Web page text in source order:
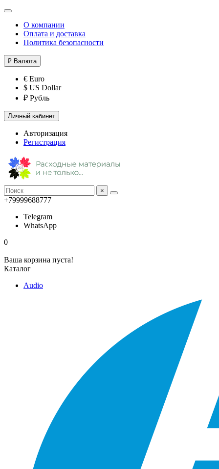
О компании
Оплата и доставка
Политика безопасности
₽ Валюта
€ Euro
$ US Dollar
₽ Рубль
Личный кабинет
Авторизация
Регистрация
×
+79999688777
Telegram
WhatsApp
0
Ваша корзина пуста!
Каталог
Audio